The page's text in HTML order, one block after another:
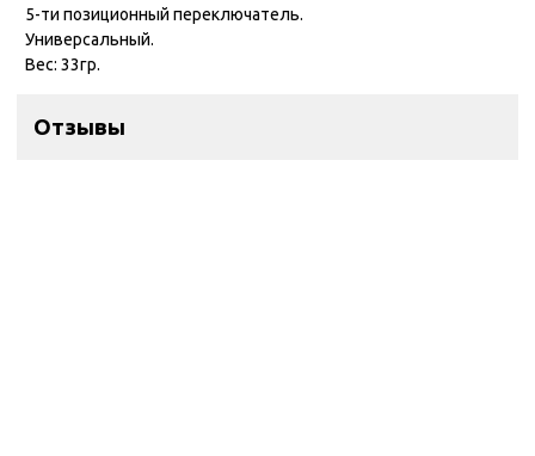
5-ти позиционный переключатель.
Универсальный.
Вес: 33гр.
Отзывы